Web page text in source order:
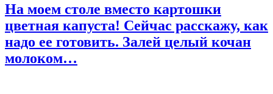
На моем столе вместо картошки
цветная капуста! Сейчас расскажу, как
надо ее готовить. Залей целый кочан
молоком…